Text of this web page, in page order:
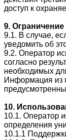
доступ к
9.
9.1. В случае,
уведомить об
9.2. Оператор
согласно
необходимых
Информация из
10.
10.1. Оператор
определения
10.1.1